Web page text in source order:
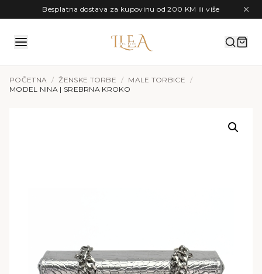
Preskoči na sadržajBesplatna dostava za kupovinu od 200 KM ili više
POČETNA / ŽENSKE TORBE / MALE TORBICE /
MODEL NINA | SREBRNA KROKO